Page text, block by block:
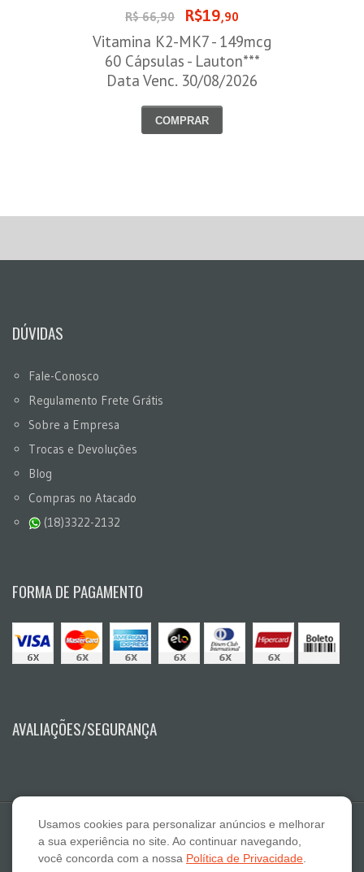
R$ 66,90 R$19,90
Vitamina K2-MK7 - 149mcg
60 Cápsulas - Lauton***
Data Venc. 30/08/2026
COMPRAR
DÚVIDAS
Fale-Conosco
Regulamento Frete Grátis
Sobre a Empresa
Trocas e Devoluções
Blog
Compras no Atacado
(18)3322-2132
FORMA DE PAGAMENTO
AVALIAÇÕES/SEGURANÇA
Usamos cookies para personalizar anúncios e melhorar
a sua experiência no site. Ao continuar navegando,
você concorda com a nossa Política de Privacidade